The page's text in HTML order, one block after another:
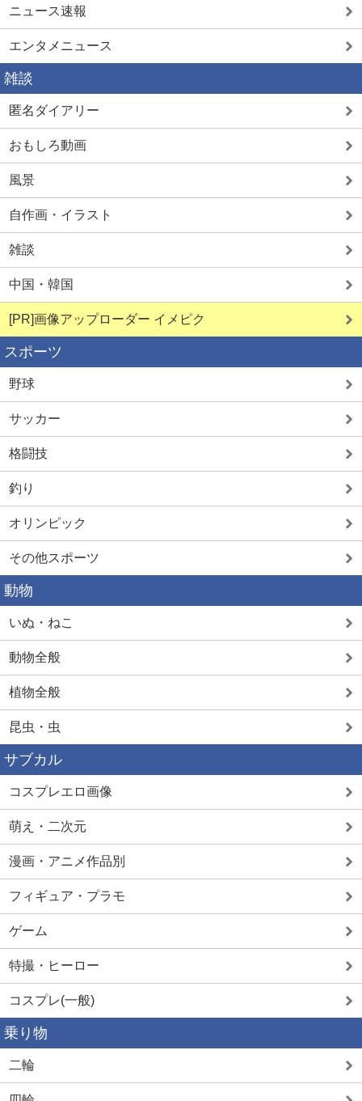
ニュース速報
エンタメニュース
雑談
匿名ダイアリー
おもしろ動画
風景
自作画・イラスト
雑談
中国・韓国
[PR]画像アップローダー イメピク
スポーツ
野球
サッカー
格闘技
釣り
オリンピック
その他スポーツ
動物
いぬ・ねこ
動物全般
植物全般
昆虫・虫
サブカル
コスプレエロ画像
萌え・二次元
漫画・アニメ作品別
フィギュア・プラモ
ゲーム
特撮・ヒーロー
コスプレ(一般)
乗り物
二輪